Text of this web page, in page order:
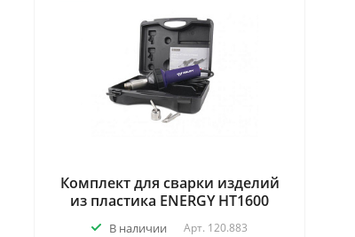
Комплект для сварки изделий
из пластика ENERGY HT1600
В наличии Арт. 120.883